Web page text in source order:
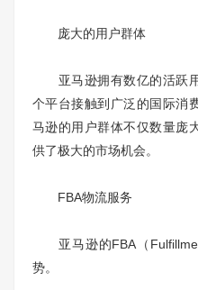
庞大的用户群体
亚马逊拥有数亿的活跃用
个平台接触到广泛的国际消
马逊的用户群体不仅数量庞
供了极大的市场机会。
FBA物流服务
亚马逊的FBA（
势。